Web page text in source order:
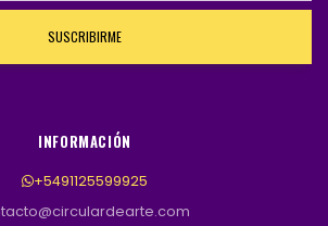
SUSCRIBIRME
INFORMACIÓN
+5491125599925